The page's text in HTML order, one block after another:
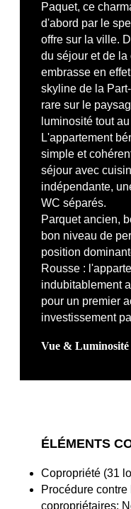
Paquet, ce
d'abord par le
offre sur la ville.
du séjour et de la
embrasse en
skyline de la
rare sur le
luminosité tout
L'appartement
simple et
séjour avec
indépendante,
WC séparés.
Parquet ancien,
bon niveau de
position
Rousse :
indubitablement
pour un premier
investissement
Vue & Luminosité
ÉLÉMENTS
Copropriété (31
Procédure
copropriétaires: